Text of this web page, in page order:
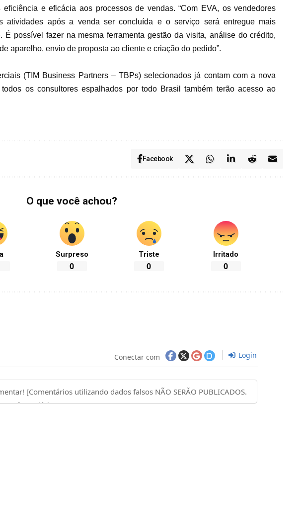
e eficácia aos processos de vendas. “Com EVA, os vendedores
atividades após a venda ser concluída e o serviço será entregue mais
É possível fazer na mesma ferramenta gestão da visita, análise do crédito,
aparelho, envio de proposta ao cliente e criação do pedido”.
(TIM Business Partners – TBPs) selecionados já contam com a nova
todos os consultores espalhados por todo Brasil também terão acesso ao
Facebook
O que você achou?
Surpreso
0
Triste
0
Irritado
0
Conectar com Login